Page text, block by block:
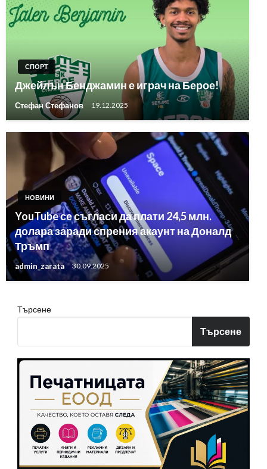
СПОРТ
Джейлън Бенджамин е играч на Берое!
Стефан Стефанов 19.12.2025
НОВИНИ
YouTube се съгласи да плати 24,5 млн.
долара заради спрения акаунт на Доналд
Тръмп
admin_zarata 30.09.2025
Търсене
Търсене